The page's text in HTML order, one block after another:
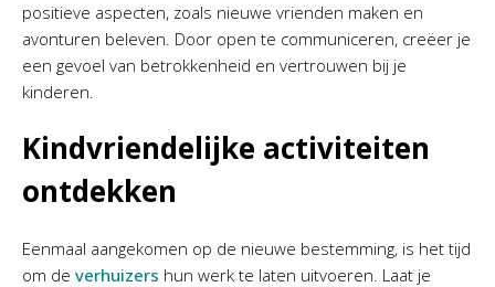
positieve aspecten, zoals nieuwe vrienden maken en
avonturen beleven. Door open te communiceren, creëer je
een gevoel van betrokkenheid en vertrouwen bij je
kinderen.
Kindvriendelijke activiteiten
ontdekken
Eenmaal aangekomen op de nieuwe bestemming, is het tijd
om de verhuizers hun werk te laten uitvoeren. Laat je